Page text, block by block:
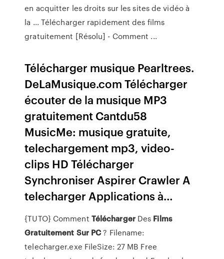
en acquitter les droits sur les sites de vidéo à
la ... Télécharger rapidement des films
gratuitement [Résolu] - Comment ...
Télécharger musique Pearltrees.
DeLaMusique.com Télécharger
écouter de la musique MP3
gratuitement Cantdu58
MusicMe: musique gratuite,
telechargement mp3, video-
clips HD Télécharger
Synchroniser Aspirer Crawler A
telecharger Applications à…
{TUTO} Comment TéléchargerDes Films
Gratuitement Sur PC? Filename:
telecharger.exe FileSize: 27 MB Free